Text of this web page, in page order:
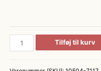
Klassiske
Bukser
Tilføj til kurv